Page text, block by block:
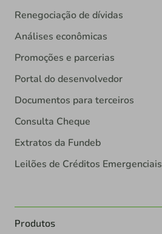
Renegociação de dívidas
Análises econômicas
Promoções e parcerias
Portal do desenvolvedor
Documentos para terceiros
Consulta Cheque
Extratos da Fundeb
Leilões de Créditos Emergenciais
Produtos